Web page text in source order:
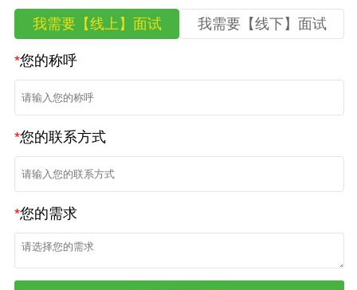
我需要【线上】面试 我需要【线下】面试
*您的称呼
*您的联系方式
*您的需求